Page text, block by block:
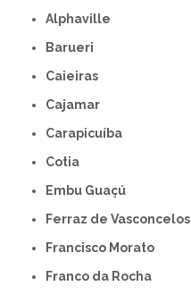
Alphaville
Barueri
Caieiras
Cajamar
Carapicuíba
Cotia
Embu Guaçú
Ferraz de Vasconcelos
Francisco Morato
Franco da Rocha